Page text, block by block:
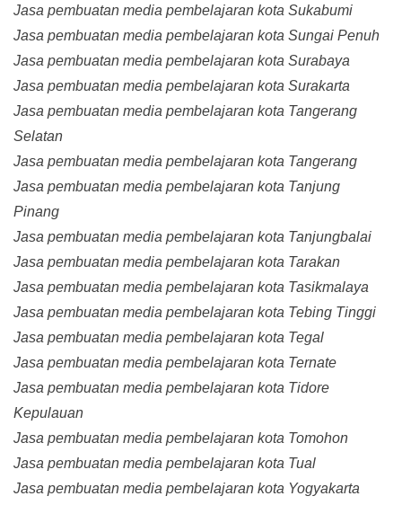
Jasa pembuatan media pembelajaran kota Sukabumi
Jasa pembuatan media pembelajaran kota Sungai Penuh
Jasa pembuatan media pembelajaran kota Surabaya
Jasa pembuatan media pembelajaran kota Surakarta
Jasa pembuatan media pembelajaran kota Tangerang
Selatan
Jasa pembuatan media pembelajaran kota Tangerang
Jasa pembuatan media pembelajaran kota Tanjung
Pinang
Jasa pembuatan media pembelajaran kota Tanjungbalai
Jasa pembuatan media pembelajaran kota Tarakan
Jasa pembuatan media pembelajaran kota Tasikmalaya
Jasa pembuatan media pembelajaran kota Tebing Tinggi
Jasa pembuatan media pembelajaran kota Tegal
Jasa pembuatan media pembelajaran kota Ternate
Jasa pembuatan media pembelajaran kota Tidore
Kepulauan
Jasa pembuatan media pembelajaran kota Tomohon
Jasa pembuatan media pembelajaran kota Tual
Jasa pembuatan media pembelajaran kota Yogyakarta